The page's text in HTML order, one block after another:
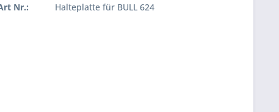
Nr.:
Halteplatte für BULL 624